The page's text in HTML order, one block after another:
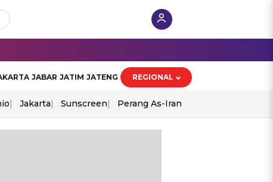
JABAR JATIM JATENG REGIONAL
Jakarta Sunscreen Perang As-Iran